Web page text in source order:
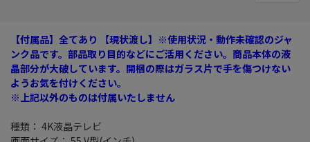
【付属品】全てあり 【現状渡し】※使用状況・動作未確認のジャ
ンク品です。部品取り目的などにご活用ください。商品本体の液
晶部分が大破しています。開梱の際はガラス片で手を傷つけない
ようお気を付けください。
※上記以外のものは付属いたしません
種類： 4K液晶テレビ